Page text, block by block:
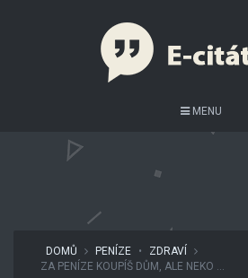
MENU
DOMŮ PENÍZE •
ZDRAVÍ
ZA PENÍZE KOUPÍŠ DŮM, ALE NEKO ...